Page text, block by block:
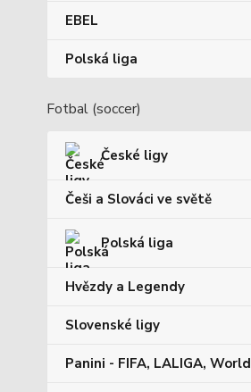
EBEL
Polská liga
Fotbal (soccer)
České ligy
Češi a Slováci ve světě
Polská liga
Hvězdy a Legendy
Slovenské ligy
Panini - FIFA, LALIGA, World